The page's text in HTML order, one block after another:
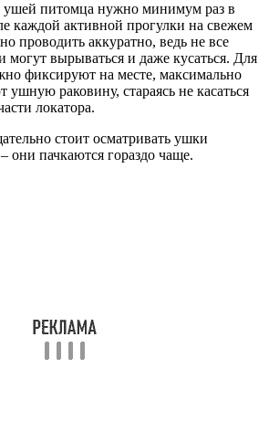
ушей питомца нужно минимум раз в
каждой активной прогулки на свежем
проводить аккуратно, ведь не все
могут вырываться и даже кусаться. Для
фиксируют на месте, максимально
ушную раковину, стараясь не касаться
локатора.
стоит осматривать ушки
они пачкаются гораздо чаще.